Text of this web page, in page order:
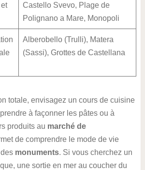
Castello Svevo, Plage de
Polignano a Mare, Monopoli
Alberobello (Trulli), Matera
(Sassi), Grottes de Castellana
totale, envisagez un cours de cuisine
à façonner les pâtes ou à
produits au marché de
de comprendre le mode de vie
monuments. Si vous cherchez un
une sortie en mer au coucher du